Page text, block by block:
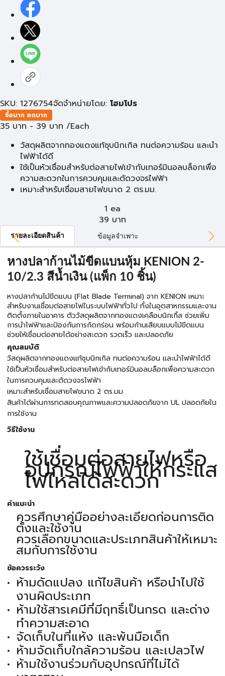
SKU: 1276754จัดจำหน่ายโดย: โฮมโปร
ซื้อมาก ลดมาก
35 บาท - 39 บาท /Each
วัสดุผลิตจากทองแดงแท้ชุบนิกเกิล ทนต่อความร้อน และนำ
ไฟฟ้าได้ดี
ใช้เป็นหัวเชื่อมสำหรับต่อสายไฟเข้ากับเทอร์มินอลบล็อกเพื่อ
ความสะดวกในการควบคุมและตัดวงจรไฟฟ้า
เหมาะสำหรับเชื่อมสายไฟขนาด 2 ตร.มม.
1 ea
39 บาท
รายละเอียดสินค้า ข้อมูลจำเพาะ
หางปลาก้านไม้ขีดแบนหุ้ม KENION 2-
10/2.3 สีน้ำเงิน (แพ็ก 10 ชิ้น)
หางปลาก้านไม้ขีดแบน (Flat Blade Terminal) จาก KENION เหมาะ
สำหรับงานเชื่อมต่อสายไฟในระบบไฟฟ้าทั่วไป ทั้งในอุตสาหกรรมและงาน
ติดตั้งภายในอาคาร ตัววัสดุผลิตจากทองแดงเคลือบนิกเกิ้ล ช่วยเพิ่ม
การนำไฟฟ้าและป้องกันการกัดกร่อน พร้อมก้านเสียบแบบไม้ขีดแบน
ช่วยให้เชื่อมต่อสายได้อย่างสะดวก รวดเร็ว และปลอดภัย
คุณสมบัติ
วัสดุผลิตจากทองแดงแท้ชุบนิกเกิล ทนต่อความร้อน และนำไฟฟ้าได้ดี
ใช้เป็นหัวเชื่อมสำหรับต่อสายไฟเข้ากับเทอร์มินอลบล็อกเพื่อความสะดวก
ในการควบคุมและตัดวงจรไฟฟ้า
เหมาะสำหรับเชื่อมสายไฟขนาด 2 ตร.มม.
สินค้าได้ผ่านการทดสอบคุณภาพและความปลอดภัยจาก UL ปลอดภัยใน
การใช้งาน
วิธีใช้งาน
ใช้เชื่อมต่อสายไฟหรือ
อุปกรณ์ไฟฟ้าให้กระแส
ไฟไหลได้สะดวก
คำแนะนำ
ควรศึกษาคู่มืออย่างละเอียดก่อนการติด
ตั้งและใช้งาน
ควรเลือกขนาดและประเภทสินค้าให้เหมาะ
สมกับการใช้งาน
ข้อควรระวัง
ห้ามดัดแปลง แก้ไขสินค้า หรือนำไปใช้
งานผิดประเภท
ห้ามใช้สารเคมีที่มีฤทธิ์เป็นกรด และด่าง
ทำความสะอาด
จัดเก็บในที่แห้ง และพ้นมือเด็ก
ห้ามจัดเก็บใกล้ความร้อน และเปลวไฟ
ห้ามใช้งานร่วมกับอุปกรณ์ที่ไม่ได้